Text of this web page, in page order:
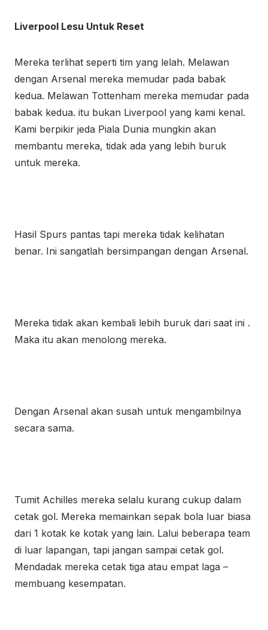
Liverpool Lesu Untuk Reset
Mereka terlihat seperti tim yang lelah. Melawan
dengan Arsenal mereka memudar pada babak
kedua. Melawan Tottenham mereka memudar pada
babak kedua. itu bukan Liverpool yang kami kenal.
Kami berpikir jeda Piala Dunia mungkin akan
membantu mereka, tidak ada yang lebih buruk
untuk mereka.
Hasil Spurs pantas tapi mereka tidak kelihatan
benar. Ini sangatlah bersimpangan dengan Arsenal.
Mereka tidak akan kembali lebih buruk dari saat ini .
Maka itu akan menolong mereka.
Dengan Arsenal akan susah untuk mengambilnya
secara sama.
Tumit Achilles mereka selalu kurang cukup dalam
cetak gol. Mereka memainkan sepak bola luar biasa
dari 1 kotak ke kotak yang lain. Lalui beberapa team
di luar lapangan, tapi jangan sampai cetak gol.
Mendadak mereka cetak tiga atau empat laga –
membuang kesempatan.